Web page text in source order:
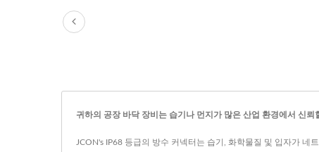
귀하의 공장 바닥 장비는 습기나 먼지가 많은 산업 환경에서 신
JCON's IP68 등급의 방수 커넥터는 습기, 화학물질 및 입자가